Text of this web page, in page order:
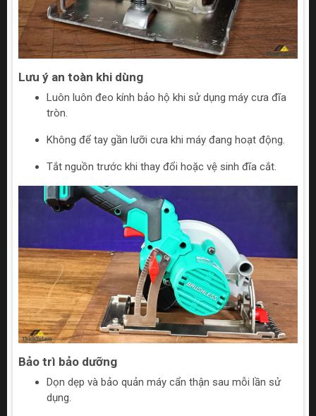
Lưu ý an toàn khi dùng
Luôn luôn đeo kính bảo hộ khi sử dụng máy cưa đĩa
tròn.
Không để tay gần lưỡi cưa khi máy đang hoạt động.
Tắt nguồn trước khi thay đổi hoặc vệ sinh đĩa cắt.
Bảo trì bảo dưỡng
Dọn dẹp và bảo quản máy cẩn thận sau mỗi lần sử
dụng.